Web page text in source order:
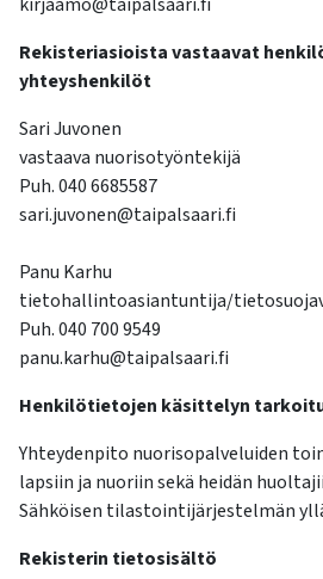
kosketus-
pyyhkäisyliikkeitä.
Rekisteriasioista vastaavat
yhteyshenkilöt
Sari Juvonen
vastaava nuorisotyöntekijä
Puh. 040 6685587
sari.juvonen@taipalsaari.fi
Panu Karhu
tietohallintoasiantuntija/
Puh. 040 700 9549
panu.karhu@taipalsaari.fi
Henkilötietojen käsittelyn
Yhteydenpito nuorisopalveluiden
lapsiin ja nuoriin sekä heidän
Sähköisen tilastointijärjestelmän
Rekisterin tietosisältö